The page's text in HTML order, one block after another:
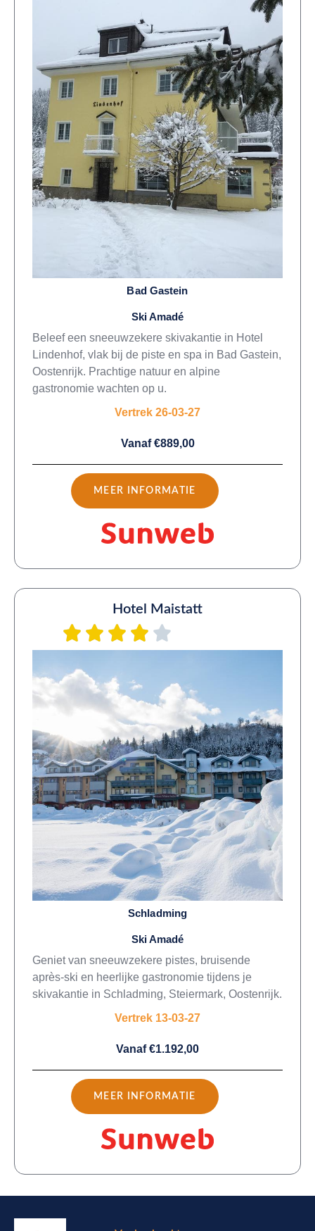
Bad Gastein
Ski Amadé
Beleef een sneeuwzekere skivakantie in Hotel
Lindenhof, vlak bij de piste en spa in Bad Gastein,
Oostenrijk. Prachtige natuur en alpine
gastronomie wachten op u.
Vertrek 26-03-27
Vanaf €889,00
MEER INFORMATIE
Hotel Maistatt
Schladming
Ski Amadé
Geniet van sneeuwzekere pistes, bruisende
après-ski en heerlijke gastronomie tijdens je
skivakantie in Schladming, Steiermark, Oostenrijk.
Vertrek 13-03-27
Vanaf €1.192,00
MEER INFORMATIE